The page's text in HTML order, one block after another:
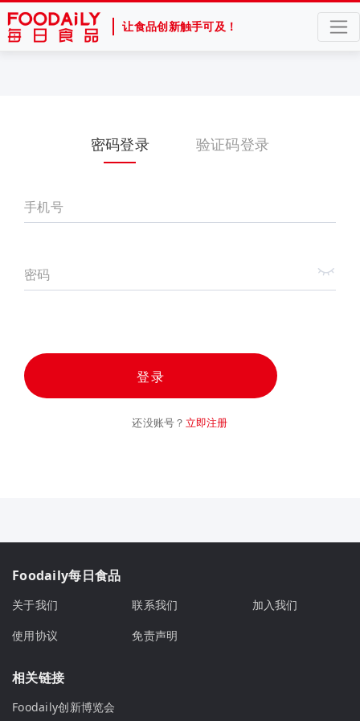
让食品创新触手可及！
密码登录 验证码登录
手机号
密码
登录
还没账号？ 立即注册
Foodaily每日食品
关于我们 联系我们
加入我们
使用协议
免责声明
相关链接
Foodaily创新博览会